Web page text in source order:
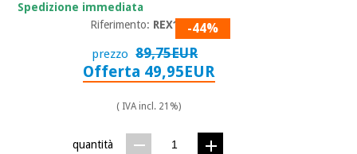
Spedizione immediata
Riferimento: REX108-44%
prezzo 89,75EUR
Offerta 49,95EUR
( IVA incl. 21%)
quantità